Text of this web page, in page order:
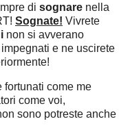
di sognare nella
Sognate! Vivrete
non si avverano
e ne uscirete
fortunati come me
come voi,
sono potreste anche